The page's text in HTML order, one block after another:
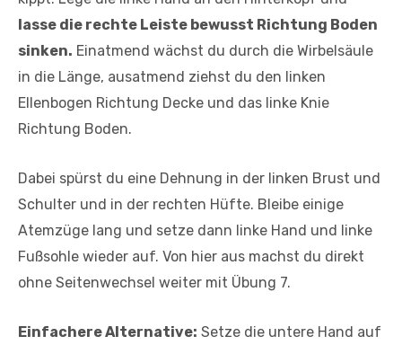
lasse die rechte Leiste bewusst Richtung Boden
sinken. Einatmend wächst du durch die Wirbelsäule
in die Länge, ausatmend ziehst du den linken
Ellenbogen Richtung Decke und das linke Knie
Richtung Boden.
Dabei spürst du eine Dehnung in der linken Brust und
Schulter und in der rechten Hüfte. Bleibe einige
Atemzüge lang und setze dann linke Hand und linke
Fußsohle wieder auf. Von hier aus machst du direkt
ohne Seitenwechsel weiter mit Übung 7.
Einfachere Alternative: Setze die untere Hand auf